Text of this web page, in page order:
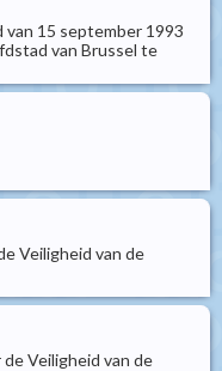
van 15 september 1993
van Brussel te
Veiligheid van de
Veiligheid van de